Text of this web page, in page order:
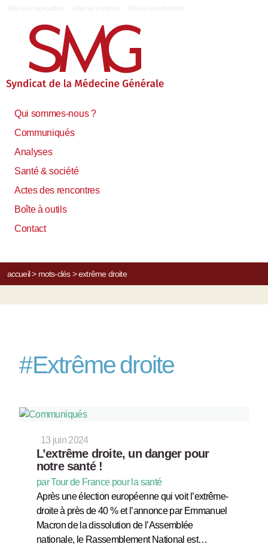
Qui sommes-nous ?
Communiqués
Analyses
Santé & société
Actes des rencontres
Boîte à outils
Contact
accueil> mots-clés> extrême droite
#Extrême droite
13 juin 2024
L’extrême droite, un danger pour
notre santé !
par Tour de France pour la santé
Après une élection européenne qui voit l’extrême-
droite à près de 40 % et l’annonce par Emmanuel
Macron de la dissolution de l’Assemblée
nationale, le Rassemblement National est…